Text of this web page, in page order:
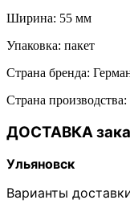
Ширина: 55 мм
Упаковка: пакет
Страна бренда:
Страна
ДОСТАВКА
Ульяновск
Варианты